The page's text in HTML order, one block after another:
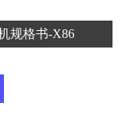
规格书-X86